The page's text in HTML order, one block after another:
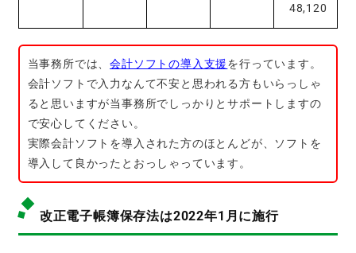
48,120
当事務所では、会計ソフトの導入支援を行っています。
会計ソフトで入力なんて不安と思われる方もいらっしゃ
ると思いますが当事務所でしっかりとサポートしますの
で安心してください。
実際会計ソフトを導入された方のほとんどが、ソフトを
導入して良かったとおっしゃっています。
改正電子帳簿保存法は2022年1月に施行